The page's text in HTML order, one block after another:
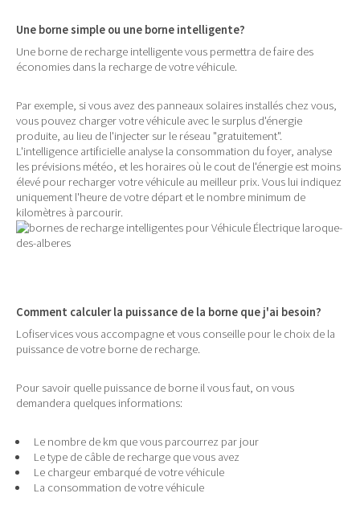
Une borne simple ou une borne intelligente?
Une borne de recharge intelligente vous permettra de faire des
économies dans la recharge de votre véhicule.
Par exemple, si vous avez des panneaux solaires installés chez vous,
vous pouvez charger votre véhicule avec le surplus d'énergie
produite, au lieu de l'injecter sur le réseau "gratuitement".
L'intelligence artificielle analyse la consommation du foyer, analyse
les prévisions météo, et les horaires où le cout de l'énergie est moins
élevé pour recharger votre véhicule au meilleur prix. Vous lui indiquez
uniquement l'heure de votre départ et le nombre minimum de
kilomètres à parcourir.
Comment calculer la puissance de la borne que j'ai besoin?
Lofiservices vous accompagne et vous conseille pour le choix de la
puissance de votre borne de recharge.
Pour savoir quelle puissance de borne il vous faut, on vous
demandera quelques informations:
Le nombre de km que vous parcourrez par jour
Le type de câble de recharge que vous avez
Le chargeur embarqué de votre véhicule
La consommation de votre véhicule